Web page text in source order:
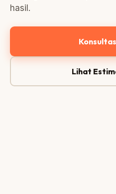
hasil.
Lihat